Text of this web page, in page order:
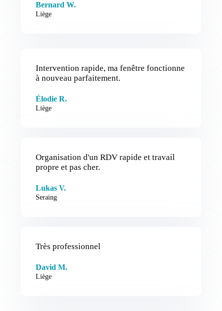
Bernard W.
Liège
Intervention rapide, ma fenêtre fonctionne
à nouveau parfaitement.
Élodie R.
Liège
Organisation d'un RDV rapide et travail
propre et pas cher.
Lukas V.
Seraing
Très professionnel
David M.
Liège